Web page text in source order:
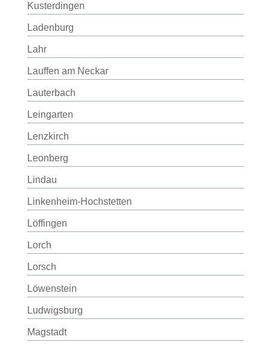
Kusterdingen
Ladenburg
Lahr
Lauffen am Neckar
Lauterbach
Leingarten
Lenzkirch
Leonberg
Lindau
Linkenheim-Hochstetten
Löffingen
Lorch
Lorsch
Löwenstein
Ludwigsburg
Magstadt